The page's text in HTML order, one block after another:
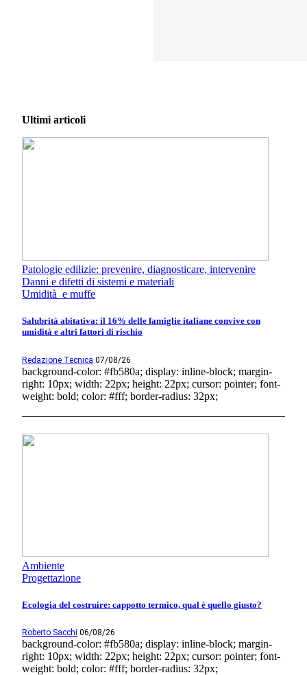
Ultimi articoli
Patologie edilizie: prevenire, diagnosticare, intervenire
Danni e difetti di sistemi e materiali
Umidità e muffe
Salubrità abitativa: il 16% delle famiglie italiane convive con
umidità e altri fattori di rischio
Redazione Tecnica 07/08/26
background-color: #fb580a; display: inline-block; margin-
right: 10px; width: 22px; height: 22px; cursor: pointer; font-
weight: bold; color: #fff; border-radius: 32px;
Ambiente
Progettazione
Ecologia del costruire: cappotto termico, qual è quello giusto?
Roberto Sacchi 06/08/26
background-color: #fb580a; display: inline-block; margin-
right: 10px; width: 22px; height: 22px; cursor: pointer; font-
weight: bold; color: #fff; border-radius: 32px;